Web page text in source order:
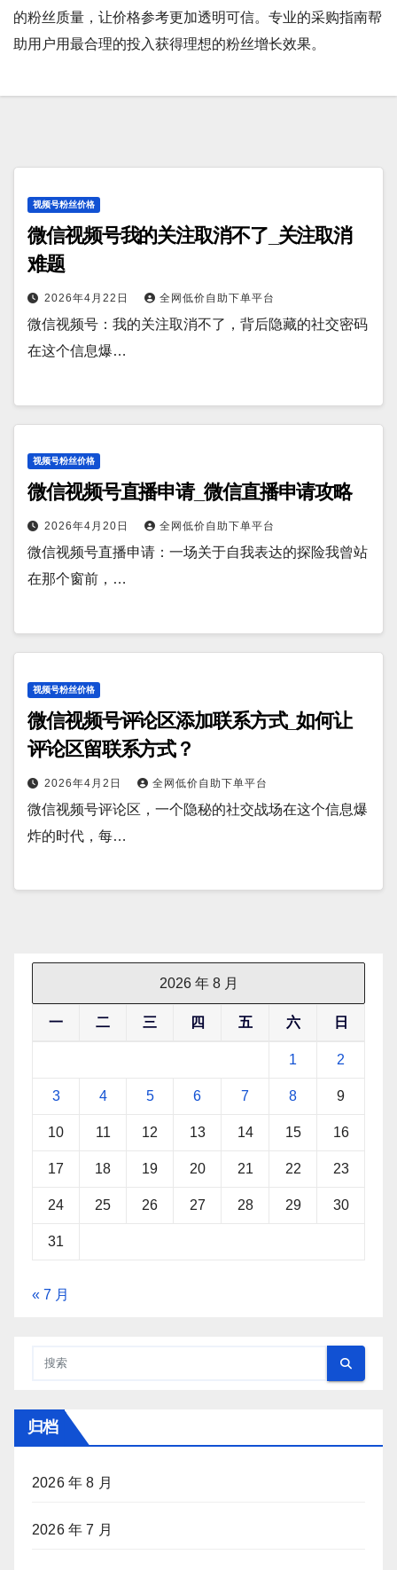
的粉丝质量，让价格参考更加透明可信。专业的采购指南帮
助用户用最合理的投入获得理想的粉丝增长效果。
视频号粉丝价格
微信视频号我的关注取消不了_关注取消
难题
2026年4月22日 全网低价自助下单平台
微信视频号：我的关注取消不了，背后隐藏的社交密码
在这个信息爆…
视频号粉丝价格
微信视频号直播申请_微信直播申请攻略
2026年4月20日 全网低价自助下单平台
微信视频号直播申请：一场关于自我表达的探险我曾站
在那个窗前，…
视频号粉丝价格
微信视频号评论区添加联系方式_如何让
评论区留联系方式？
2026年4月2日 全网低价自助下单平台
微信视频号评论区，一个隐秘的社交战场在这个信息爆
炸的时代，每…
2026 年 8 月
一 二 三 四 五 六 日
1 2
3 4 5 6 7 8 9
10 11 12 13 14 15 16
17 18 19 20 21 22 23
24 25 26 27 28 29 30
31
« 7 月
归档
2026 年 8 月
2026 年 7 月